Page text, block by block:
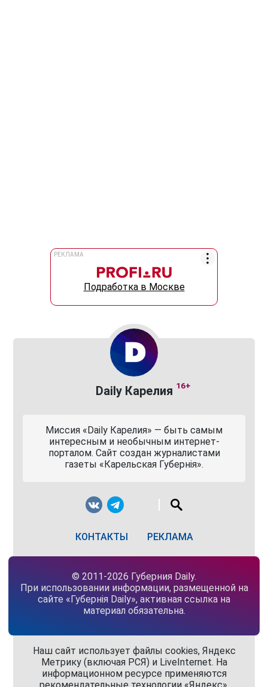
РЕКЛАМА
Подработка в Москве
Daily Карелия 16+
Миссия «Daily Карелия» — быть самым
интересным и необычным интернет-
порталом. Сайт создан журналистами
газеты «Карельская Губернiя».
КОНТАКТЫ РЕКЛАМА
© 2011-2026 Губерния Daily.
При использовании информации, размещенной на
сайте «Губернiя Daily», активная ссылка на
материал обязательна.
Наш сайт использует файлы cookies, Яндекс
Метрику (включая РСЯ) и LiveInternet. На
информационном ресурсе применяются